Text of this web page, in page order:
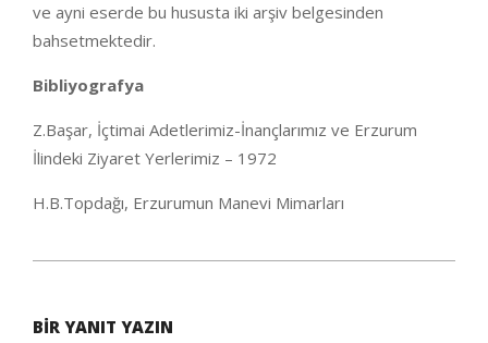
ve ayni eserde bu hususta iki arşiv belgesinden
bahsetmektedir.
Bibliyografya
Z.Başar, İçtimai Adetlerimiz-İnançlarımız ve Erzurum
İlindeki Ziyaret Yerlerimiz – 1972
H.B.Topdağı, Erzurumun Manevi Mimarları
14
BIR YANIT YAZIN